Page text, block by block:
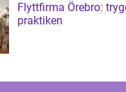
Flyttfirma Örebro:
praktiken